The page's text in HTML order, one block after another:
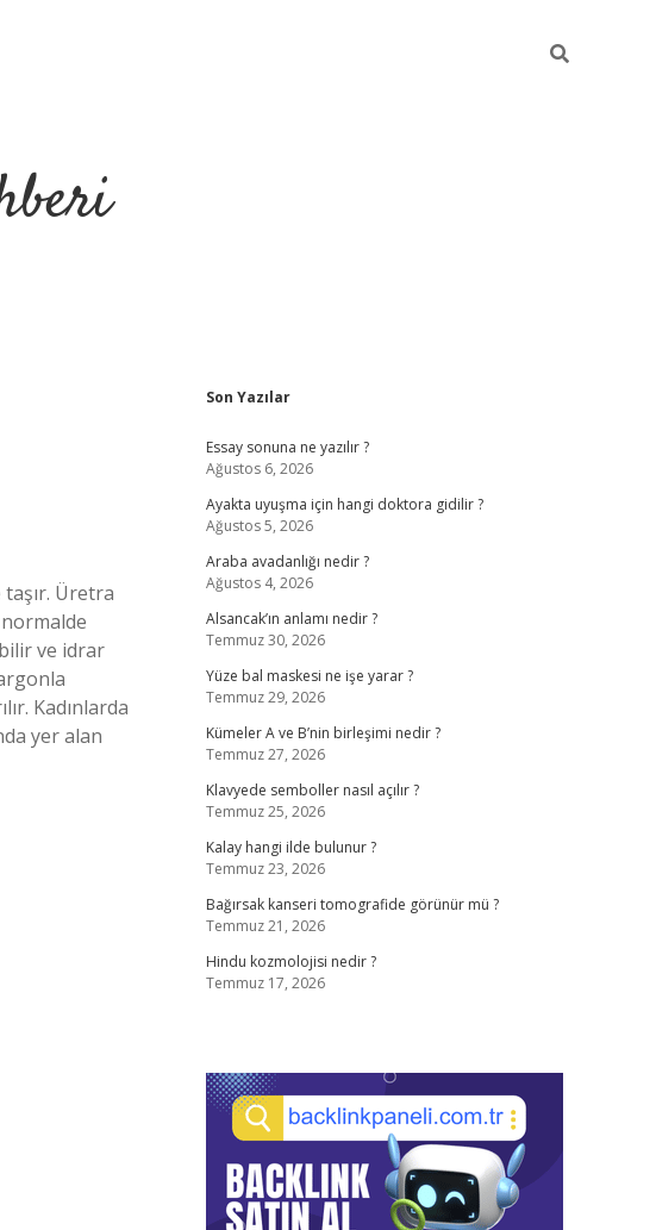
Üretra
ve idrar
Kadınlarda
yer alan
Sidebar
Son Yazılar
Essay sonuna ne yazılır ?
Ağustos 6, 2026
Ayakta uyuşma için hangi doktora gidilir ?
Ağustos 5, 2026
Araba avadanlığı nedir ?
Ağustos 4, 2026
Alsancak’ın anlamı nedir ?
Temmuz 30, 2026
Yüze bal maskesi ne işe yarar ?
Temmuz 29, 2026
Kümeler A ve B’nin birleşimi nedir ?
Temmuz 27, 2026
Klavyede semboller nasıl açılır ?
Temmuz 25, 2026
Kalay hangi ilde bulunur ?
Temmuz 23, 2026
Bağırsak kanseri tomografide görünür mü ?
Temmuz 21, 2026
Hindu kozmolojisi nedir ?
Temmuz 17, 2026